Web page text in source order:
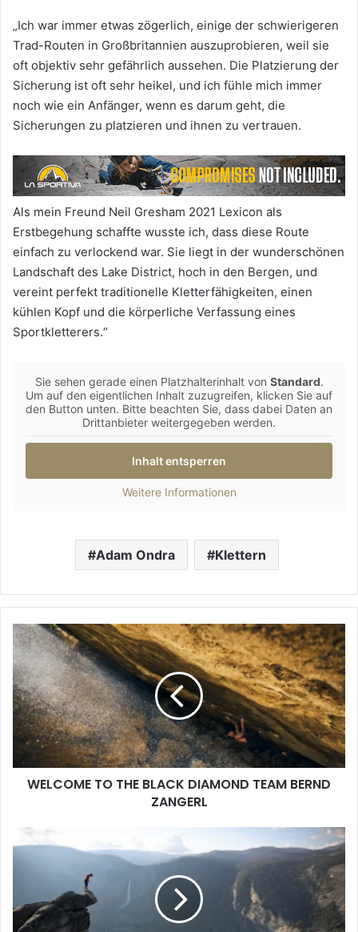
„Ich war immer etwas zögerlich, einige der schwierigeren
Trad-Routen in Großbritannien auszuprobieren, weil sie
oft objektiv sehr gefährlich aussehen. Die Platzierung der
Sicherung ist oft sehr heikel, und ich fühle mich immer
noch wie ein Anfänger, wenn es darum geht, die
Sicherungen zu platzieren und ihnen zu vertrauen.
Als mein Freund Neil Gresham 2021 Lexicon als
Erstbegehung schaffte wusste ich, dass diese Route
einfach zu verlockend war. Sie liegt in der wunderschönen
Landschaft des Lake District, hoch in den Bergen, und
vereint perfekt traditionelle Kletterfähigkeiten, einen
kühlen Kopf und die körperliche Verfassung eines
Sportkletterers.“
Sie sehen gerade einen Platzhalterinhalt von Standard.
Um auf den eigentlichen Inhalt zuzugreifen, klicken Sie auf
den Button unten. Bitte beachten Sie, dass dabei Daten an
Drittanbieter weitergegeben werden.
Inhalt entsperren
Weitere Informationen
Adam Ondra Klettern
WELCOME
TO
THE
BLACK
DIAMOND
TEAM
BERND
ZANGERL
WELCOME TO THE BLACK DIAMOND TEAM BERND
ZANGERL
ServusTV
Tipp:
Sommerkino